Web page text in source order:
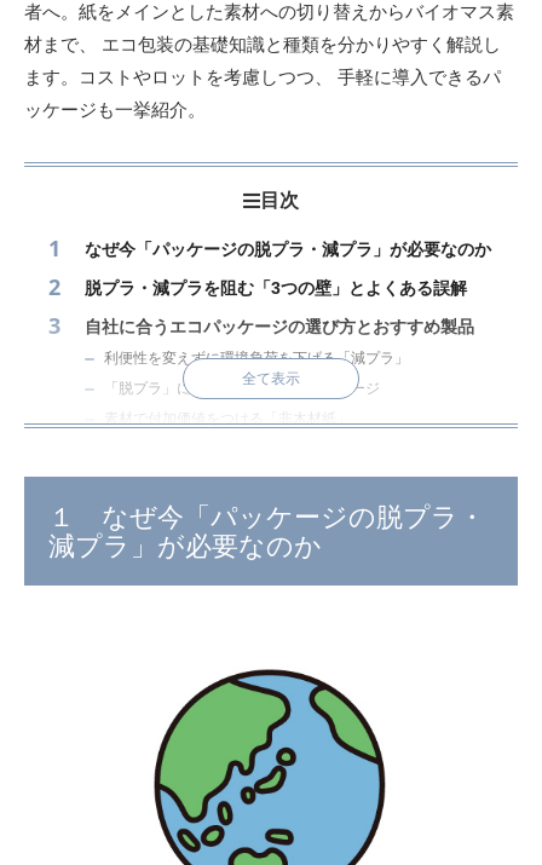
者へ。紙をメインとした素材への切り替えからバイオマス素
材まで、 エコ包装の基礎知識と種類を分かりやすく解説し
ます。コストやロットを考慮しつつ、 手軽に導入できるパ
ッケージも一挙紹介。
目次
なぜ今「パッケージの脱プラ・減プラ」が必要なのか
脱プラ・減プラを阻む「3つの壁」とよくある誤解
自社に合うエコパッケージの選び方とおすすめ製品
利便性を変えずに環境負荷を下げる「減プラ」
「脱プラ」に迫る「紙主体」のパッケージ
素材で付加価値をつける「非木材紙」
全て表示
１ なぜ今「パッケージの脱プラ・
減プラ」が必要なのか